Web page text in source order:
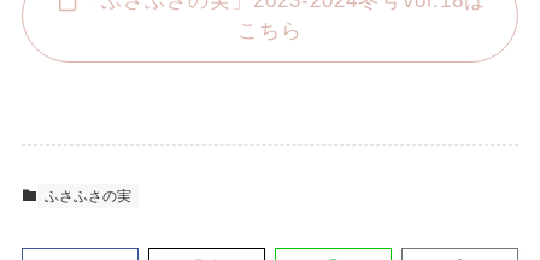
こちら
ふさふさの実